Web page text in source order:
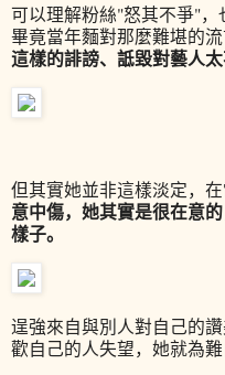
可以理解粉絲"怒其不爭"，
畢竟當年麵對那麼難堪的流
這樣的誹謗、詆毀對藝人
但其實她並非這樣淡定，在
意中傷，她其實是很在意
樣子。
逞強來自與別人對自己的
歡自己的人失望，她就為難